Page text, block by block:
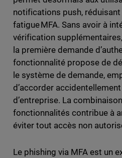
notifications push,
fatigue MFA. Sans avoir à
vérification
la première demande
fonctionnalité propose de
le système de demande,
d’accorder accidentellement
d’entreprise. La
fonctionnalités contribue à
éviter tout accès non
Le phishing via MFA est un